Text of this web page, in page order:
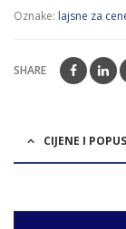
Oznake: lajsne za
SHARE
CIJENE I